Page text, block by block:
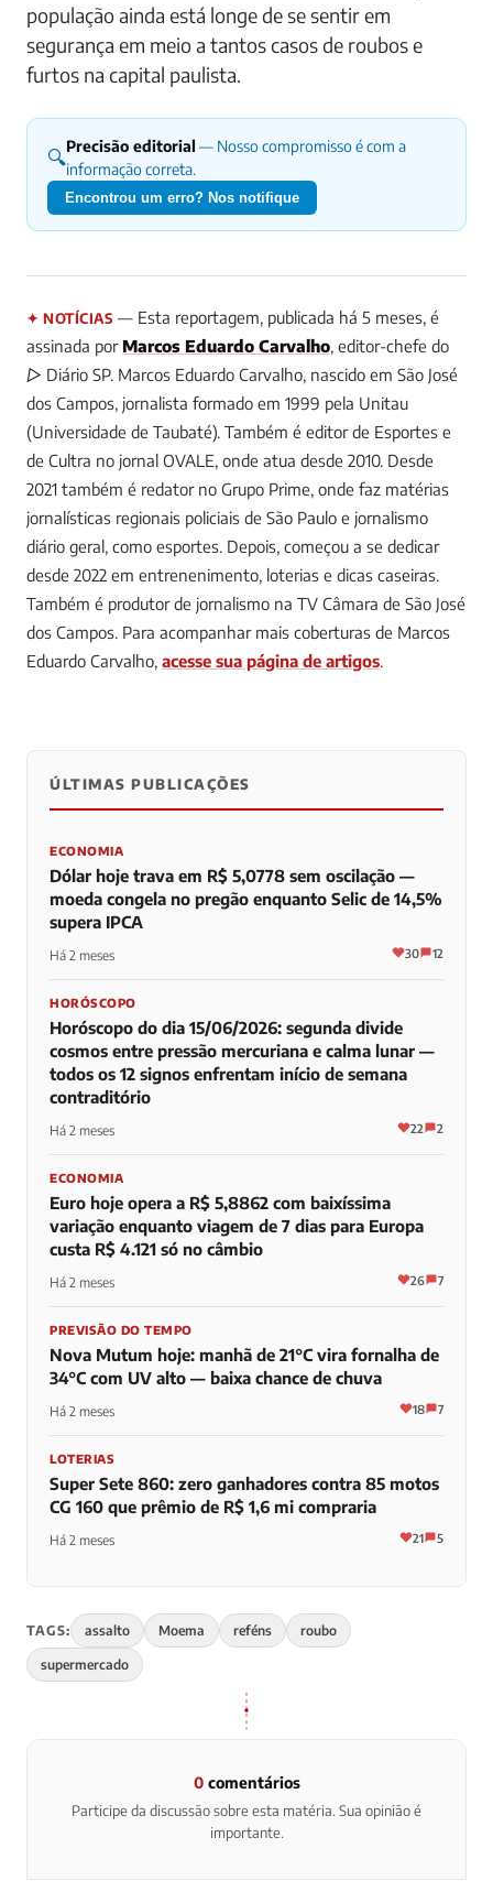
população ainda está longe de se sentir em
segurança em meio a tantos casos de roubos e
furtos na capital paulista.
🔍Precisão editorial — Nosso compromisso é com a
informação correta.
Encontrou um erro? Nos notifique
✦ NOTÍCIAS — Esta reportagem, publicada há 5 meses, é
assinada por Marcos Eduardo Carvalho, editor-chefe do
▷ Diário SP. Marcos Eduardo Carvalho, nascido em São José
dos Campos, jornalista formado em 1999 pela Unitau
(Universidade de Taubaté). Também é editor de Esportes e
de Cultra no jornal OVALE, onde atua desde 2010. Desde
2021 também é redator no Grupo Prime, onde faz matérias
jornalísticas regionais policiais de São Paulo e jornalismo
diário geral, como esportes. Depois, começou a se dedicar
desde 2022 em entrenenimento, loterias e dicas caseiras.
Também é produtor de jornalismo na TV Câmara de São José
dos Campos. Para acompanhar mais coberturas de Marcos
Eduardo Carvalho, acesse sua página de artigos.
0 0 0
ÚLTIMAS PUBLICAÇÕES
ECONOMIA
Dólar hoje trava em R$ 5,0778 sem oscilação —
moeda congela no pregão enquanto Selic de 14,5%
supera IPCA
Há 2 meses 30 12
HORÓSCOPO
Horóscopo do dia 15/06/2026: segunda divide
cosmos entre pressão mercuriana e calma lunar —
todos os 12 signos enfrentam início de semana
contraditório
Há 2 meses 22 2
ECONOMIA
Euro hoje opera a R$ 5,8862 com baixíssima
variação enquanto viagem de 7 dias para Europa
custa R$ 4.121 só no câmbio
Há 2 meses 26 7
PREVISÃO DO TEMPO
Nova Mutum hoje: manhã de 21°C vira fornalha de
34°C com UV alto — baixa chance de chuva
Há 2 meses 18 7
LOTERIAS
Super Sete 860: zero ganhadores contra 85 motos
CG 160 que prêmio de R$ 1,6 mi compraria
Há 2 meses 21 5
TAGS: assalto Moema reféns roubo
supermercado
0comentários
Participe da discussão sobre esta matéria. Sua opinião é
importante.